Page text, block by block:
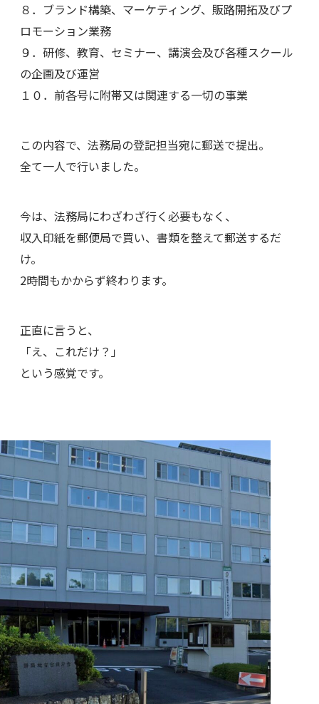
８．ブランド構築、マーケティング、販路開拓及びプ
ロモーション業務
９．研修、教育、セミナー、講演会及び各種スクール
の企画及び運営
１０．前各号に附帯又は関連する一切の事業
この内容で、法務局の登記担当宛に郵送で提出。
全て一人で行いました。
今は、法務局にわざわざ行く必要もなく、
収入印紙を郵便局で買い、書類を整えて郵送するだ
け。
2時間もかからず終わります。
正直に言うと、
「え、これだけ？」
という感覚です。